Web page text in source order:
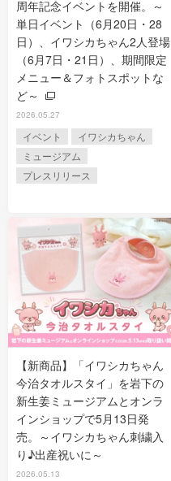
周年記念イベントを開催。～
単日イベント（6月20日・28
日）、イワシカちゃん2人登場
（6月7日・21日）、期間限定
メニュー＆フォトスポットな
ど～
2026.05.27
イベント
イワシカちゃん
ミュージアム
プレスリリース
【新商品】「イワシカちゃん
今治タオルスタイ」を岩下の
新生姜ミュージアムとオンラ
インショップで5月13日発
売。～イワシカちゃん刺繍入
り♪出産祝いに～
2026.05.13